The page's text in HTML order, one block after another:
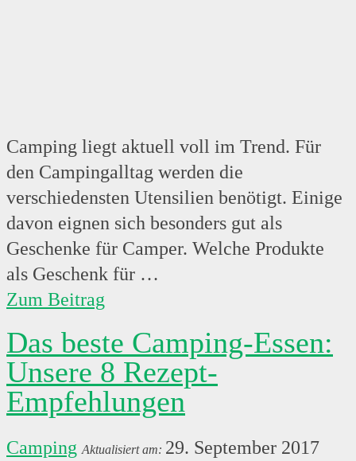
Camping liegt aktuell voll im Trend. Für
den Campingalltag werden die
verschiedensten Utensilien benötigt. Einige
davon eignen sich besonders gut als
Geschenke für Camper. Welche Produkte
als Geschenk für …
Zum Beitrag
Das beste Camping-Essen:
Unsere 8 Rezept-
Empfehlungen
Camping
29. September 2017